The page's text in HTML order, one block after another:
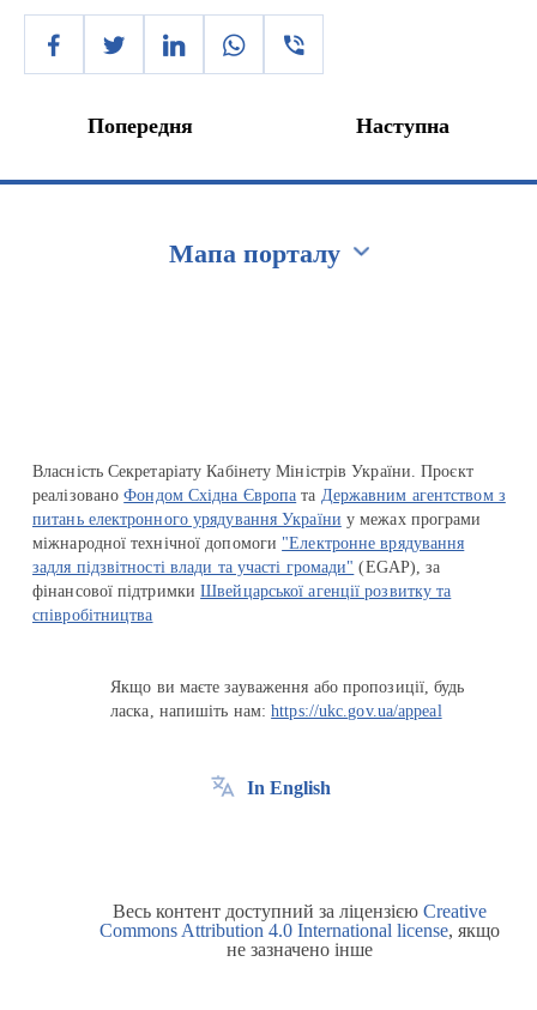
Попередня Наступна
Мапа порталу
Власність Секретаріату Кабінету Міністрів України. Проєкт
реалізованоФондом Східна Європа та Державним агентством з
питань електронного урядування України у межах програми
міжнародної технічної допомоги "Електронне врядування
задля підзвітності влади та участі громади" (EGAP), за
фінансової підтримкиШвейцарської агенції розвитку та
співробітництва
Якщо ви маєте зауваження або пропозиції, будь
ласка, напишіть нам:https://ukc.gov.ua/appeal
In English
Весь контент доступний за ліцензією Creative
Commons Attribution 4.0 International license, якщо
не зазначено інше